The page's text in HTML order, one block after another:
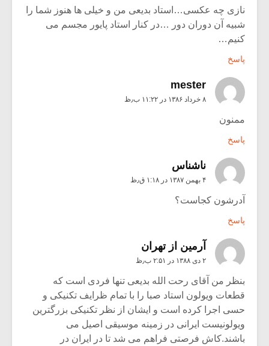
نازی چه عکسی…استاد بدیعی من و خیلی ها هنوز شما را
شبیه آن دوران دور …در کنار استاد پایور مجسم می
کنیم…
پاسخ
mester
۸ خرداد ۱۳۸۶ در ۱۱:۲۲ ب٫ظ
ممنون
پاسخ
ناشناس
۴ بهمن ۱۳۸۷ در ۱:۱۸ ق٫ظ
آدرشون کجاست؟
پاسخ
آرمین از تهران
۲ دی ۱۳۸۸ در ۲:۵۱ ب٫ظ
بنظر من آقای رحت الله بدیعی تنها فردی است که
قطعات ویولون استاد صبا را با تمام ظرایف تکنیکی و
حسی اجرا کرده است و ایشان از نظر تکنیکی بزرگترین
ویولونیست ایرانی در زمینه موسیقی اصیل می
باشند.کاش فرصتی فراهم می شد تا در ایران در